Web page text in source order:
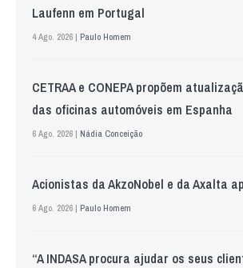
Laufenn em Portugal
4 Ago. 2026 | Paulo Homem
CETRAA e CONEPA propõem
das oficinas automóveis em Espanha
6 Ago. 2026 | Nádia Conceição
Acionistas da AkzoNobel e da Axalta
6 Ago. 2026 | Paulo Homem
“A INDASA procura ajudar os seus